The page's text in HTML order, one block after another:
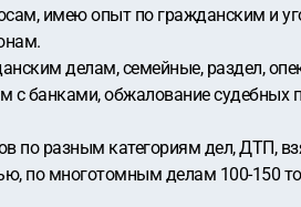
имею опыт по гражданским и
делам, семейные, раздел,
банками, обжалование судебных
по разным категориям дел, ДТП,
по многотомным делам 100-150